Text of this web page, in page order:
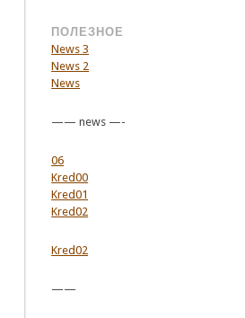
ПОЛЕЗНОЕ
News 3
News 2
News
—— news —-
06
Kred00
Kred01
Kred02
Kred02
——